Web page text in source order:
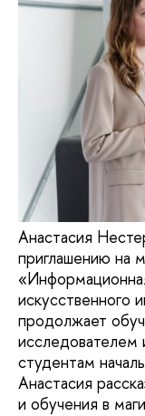
Анастасия
приглашению на
искусственного
продолжает
исследователем
студентам
Анастасия
и обучения в